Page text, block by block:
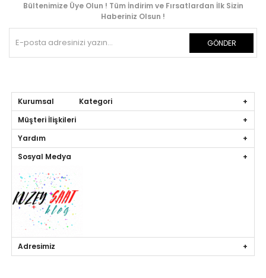
Bültenimize Üye Olun ! Tüm İndirim ve Fırsatlardan İlk Sizin
Haberiniz Olsun !
GÖNDER
Kurumsal Kategori
Müşteri İlişkileri
Yardım
Sosyal Medya
Adresimiz